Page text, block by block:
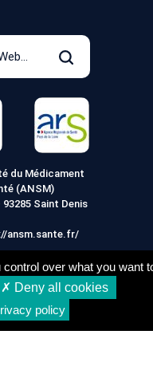
Acheter
Rechercher
du Médicament
(ANSM)
Saint Denis
ansm.sante.fr/
de vente
Vie Privée
over what you want
✗ Deny all cookies
policy